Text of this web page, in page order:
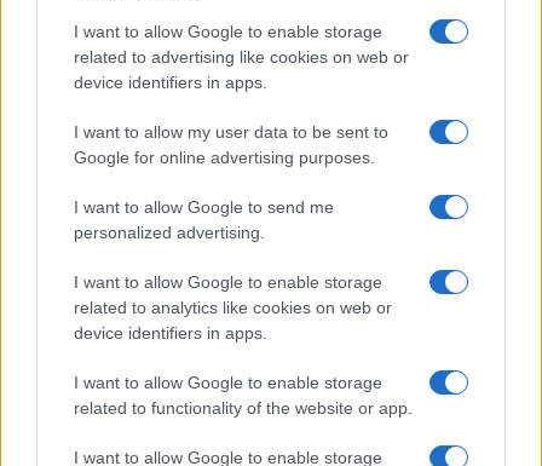
I want to allow Google to enable storage
related to advertising like cookies on web or
device identifiers in apps.
I want to allow my user data to be sent to
Google for online advertising purposes.
I want to allow Google to send me
personalized advertising.
I want to allow Google to enable storage
related to analytics like cookies on web or
device identifiers in apps.
I want to allow Google to enable storage
related to functionality of the website or app.
I want to allow Google to enable storage
F
a
ce
b
o
o
k
T
w
it
te
r
Pi
n
te
re
st
W
h
at
s
A
p
p
S
h
a
re
Articolo precedente
Prossimo articolo
NOTIZIE RECENTI
Sangue, musica e solidarietà con Avis Olbia al
Meteo Olbia 9 agosto, temperature in calo